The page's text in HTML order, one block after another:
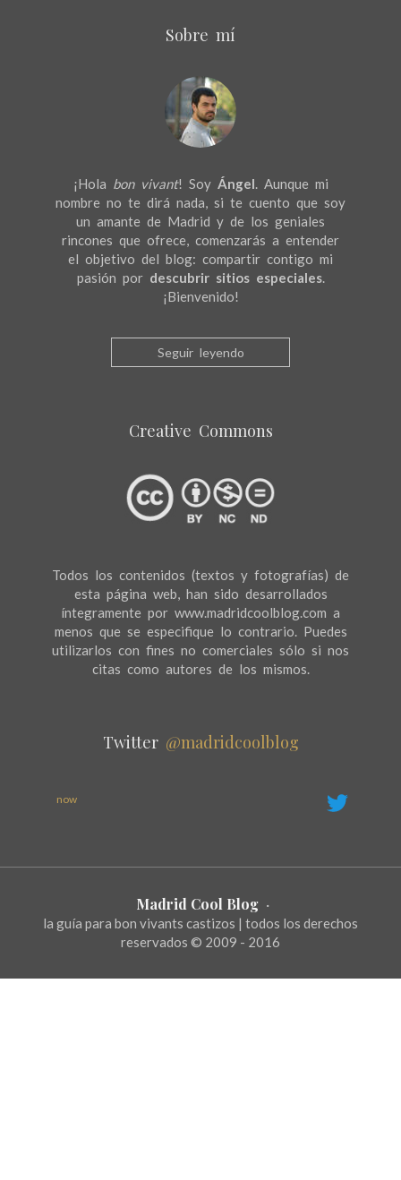
Sobre mí
¡Hola bon vivant! Soy Ángel. Aunque mi
nombre no te dirá nada, si te cuento que soy
un amante de Madrid y de los geniales
rincones que ofrece, comenzarás a entender
el objetivo del blog: compartir contigo mi
pasión por descubrir sitios especiales.
¡Bienvenido!
Seguir leyendo
Creative Commons
Todos los contenidos (textos y fotografías) de
esta página web, han sido desarrollados
íntegramente por www.madridcoolblog.com a
menos que se especifique lo contrario. Puedes
utilizarlos con fines no comerciales sólo si nos
citas como autores de los mismos.
Twitter @madridcoolblog
now
Madrid Cool Blog ·
la guía para bon vivants castizos | todos los derechos
reservados © 2009 - 2016